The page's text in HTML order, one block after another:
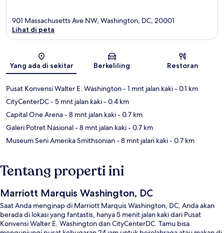
Peta
901 Massachusetts Ave NW, Washington, DC, 20001
Lihat di peta
Yang ada di sekitar Berkeliling Restoran
Pusat Konvensi Walter E. Washington- 1 mnt jalan kaki- 0.1 km
CityCenterDC- 5 mnt jalan kaki- 0.4 km
Capital One Arena- 8 mnt jalan kaki- 0.7 km
Galeri Potret Nasional- 8 mnt jalan kaki- 0.7 km
Museum Seni Amerika Smithsonian- 8 mnt jalan kaki- 0.7 km
Tentang properti ini
Marriott Marquis Washington, DC
Saat Anda menginap di Marriott Marquis Washington, DC, Anda akan
berada di lokasi yang fantastis, hanya 5 menit jalan kaki dari Pusat
Konvensi Walter E. Washington dan CityCenterDC. Tamu bisa